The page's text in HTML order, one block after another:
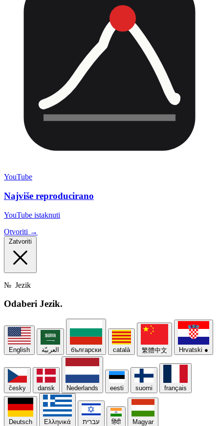
YouTube
Najviše reproducirano
YouTube istaknuti
Otvoriti →
Zatvoriti
№ Jezik
Odaberi Jezik.
English العربيّة български català 繁體中文 Hrvatski ●
česky dansk Nederlands eesti suomi français
Deutsch Ελληνικά עברית हिंदी Magyar